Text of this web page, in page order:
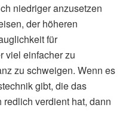
niedriger anzusetzen
der höheren
für
viel einfacher zu
zu schweigen. Wenn es
gibt, die das
redlich verdient hat, dann